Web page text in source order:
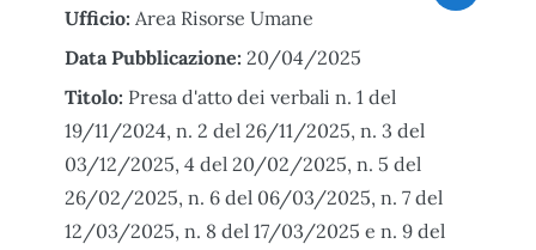
Ufficio: Area Risorse Umane
Data Pubblicazione: 20/04/2025
Titolo: Presa d'atto dei verbali n. 1 del
19/11/2024, n. 2 del 26/11/2025, n. 3 del
03/12/2025, 4 del 20/02/2025, n. 5 del
26/02/2025, n. 6 del 06/03/2025, n. 7 del
12/03/2025, n. 8 del 17/03/2025 e n. 9 del